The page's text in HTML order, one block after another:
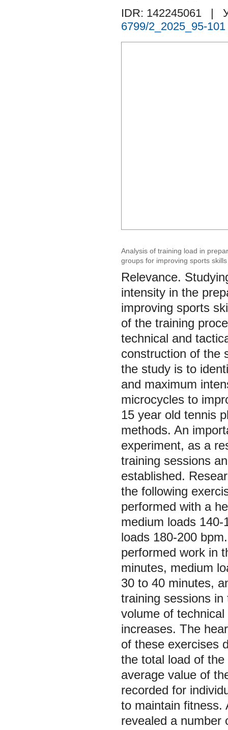
IDR: 142245061
|
6799/2_2025_95-101
Analysis of training load in
groups for improving sports skills
Relevance.
intensity in the
improving sports
of the training
technical and
construction of the
the study is to
and maximum
microcycles to
15 year old tennis
methods. An
experiment, as a
training sessions
established.
the following
performed with a
medium loads
loads 180-200
performed work in
minutes, medium
30 to 40 minutes,
training sessions
volume of
increases. The
of these exercises
the total load of
average value of
recorded for
to maintain fitness.
revealed a number